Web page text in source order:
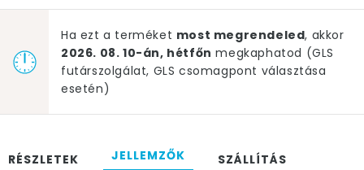
Ha ezt a terméket most megrendeled, akkor
2026. 08. 10-án, hétfőn megkaphatod (GLS
futárszolgálat, GLS csomagpont választása
esetén)
RÉSZLETEK JELLEMZŐK SZÁLLÍTÁS